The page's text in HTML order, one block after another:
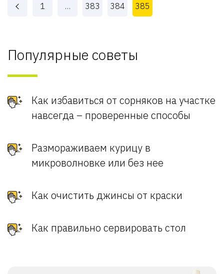
1 … 383 384 385
Популярные советы
Как избавиться от сорняков на участке
навсегда – проверенные способы
Размораживаем курицу в
микроволновке или без нее
Как очистить джинсы от краски
Как правильно сервировать стол